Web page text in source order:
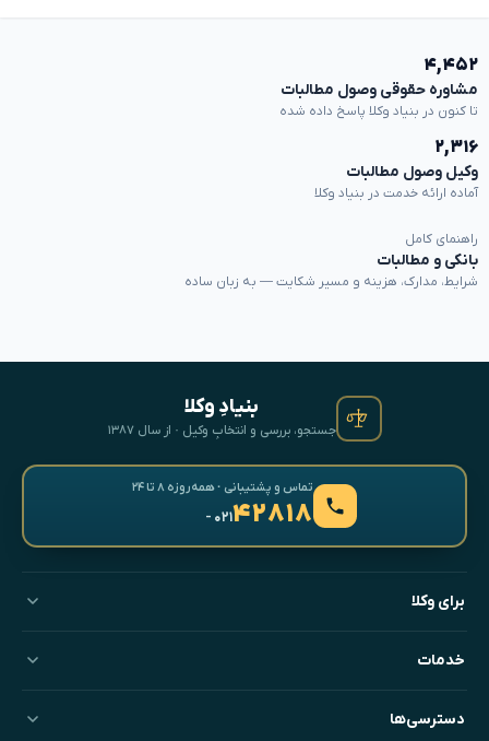
۴,۴۵۲
مشاوره حقوقی وصول مطالبات
تا کنون در بنیاد وکلا پاسخ داده شده
۲,۳۱۶
وکیل وصول مطالبات
آماده ارائه خدمت در بنیاد وکلا
راهنمای کامل
بانکی و مطالبات
شرایط، مدارک، هزینه و مسیر شکایت — به زبان ساده
بنیادِ وکلا
جستجو، بررسی و انتخابِ وکیل · از سال ۱۳۸۷
تماس و پشتیبانی · همه‌روزه ۸ تا ۲۴
۴۲۸۱۸- ۰۲۱
برای وکلا
خدمات
دسترسی‌ها